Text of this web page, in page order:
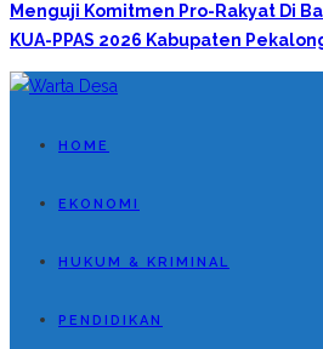
Menguji Komitmen Pro-Rakyat Di
KUA-PPAS 2026 Kabupaten
HOME
EKONOMI
HUKUM & KRIMINAL
PENDIDIKAN